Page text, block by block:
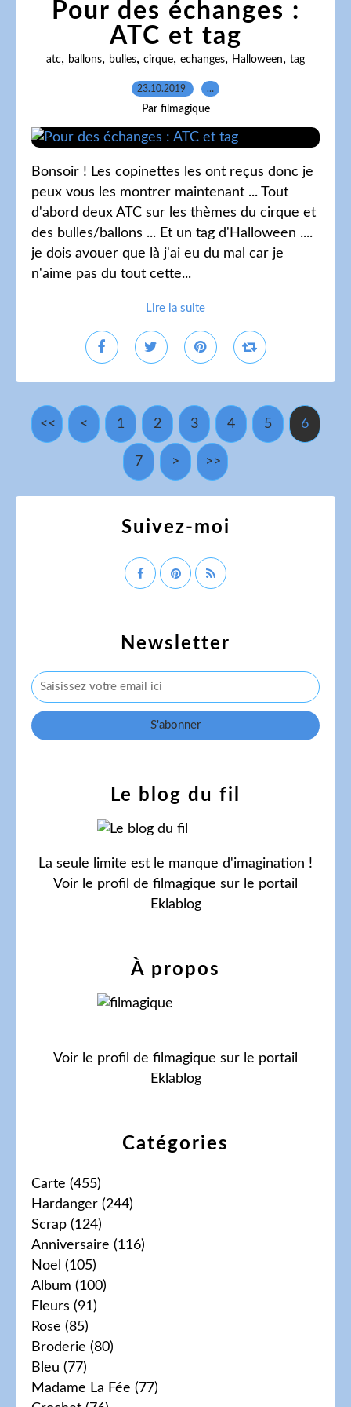
Pour des échanges :
ATC et tag
atc, ballons, bulles, cirque, echanges, Halloween, tag
23.10.2019 …
Par filmagique
Bonsoir ! Les copinettes les ont reçus donc je
peux vous les montrer maintenant ... Tout
d'abord deux ATC sur les thèmes du cirque et
des bulles/ballons ... Et un tag d'Halloween ....
je dois avouer que là j'ai eu du mal car je
n'aime pas du tout cette...
Lire la suite
<< < 1 2 3 4 5 6
7 > >>
Newsletter
Catégories
Carte (455)
Hardanger (244)
Scrap (124)
Anniversaire (116)
Noel (105)
Album (100)
Fleurs (91)
Rose (85)
Broderie (80)
Bleu (77)
Madame La Fée (77)
Le blog du fil
La seule limite est le manque d'imagination !
Voir le profil de filmagique sur le portail
Eklablog
Suivez-moi
À propos
Voir le profil de filmagique sur le portail
Eklablog